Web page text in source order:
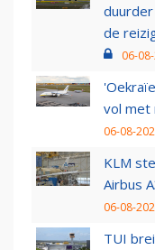
de
06-
vol met
06-08-
KLM
Airbus
06-08-
TUI